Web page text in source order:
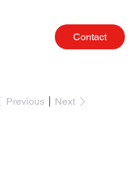
Contact
Previous Next